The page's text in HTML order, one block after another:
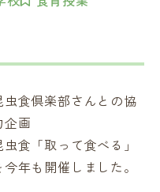
虫食倶楽部さんとの協
企画
虫食「取って食べる」
今年も開催しました。